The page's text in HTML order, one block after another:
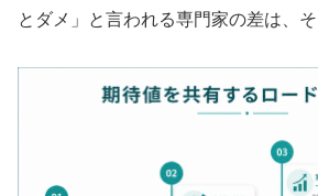
とダメ」と言われる専門家の差は、そ